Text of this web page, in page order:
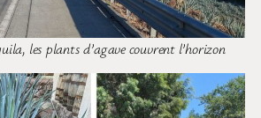
les plants d’agave couvrent l’horizon